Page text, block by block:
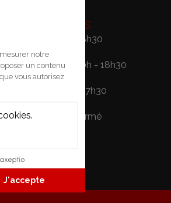
Horaires
Lundi: 14h - 18h30
Mardi / Vendredi: 10h - 18h30
Samedi: 10h - 17h30
Dimanche: Fermé